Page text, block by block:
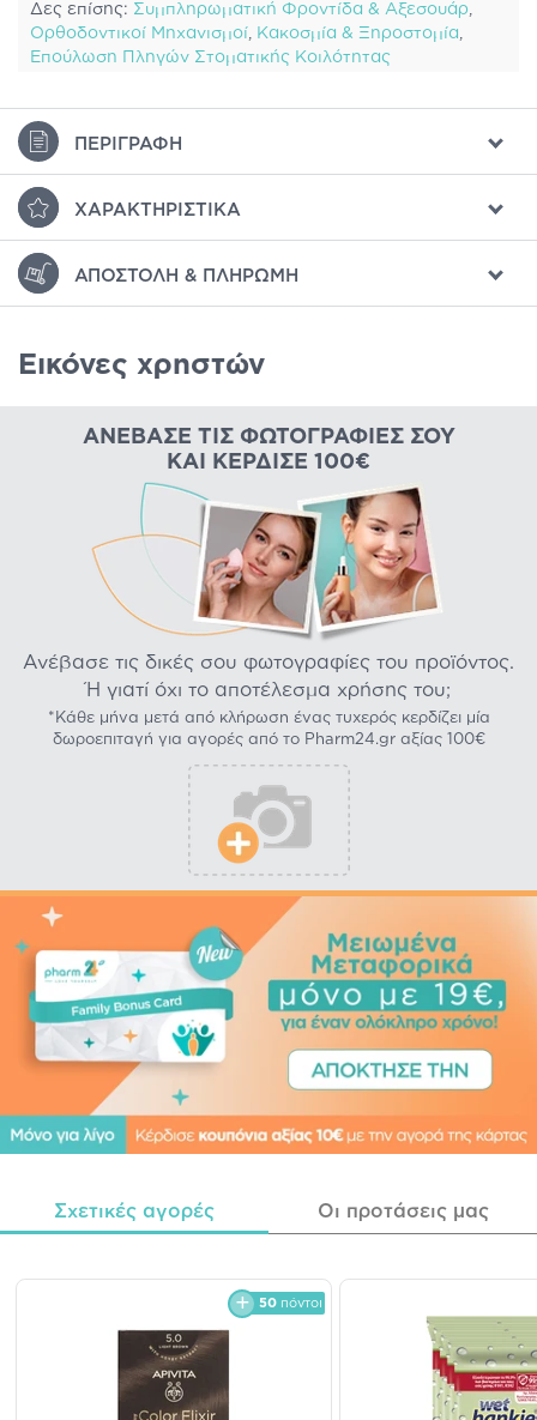
Δες επίσης: Συμπληρωματική Φροντίδα & Αξεσουάρ,
Ορθοδοντικοί Μηχανισμοί, Κακοσμία & Ξηροστομία,
Επούλωση Πληγών Στοματικής Κοιλότητας
ΠΕΡΙΓΡΑΦΉ
ΧΑΡΑΚΤΗΡΙΣΤΙΚΆ
ΑΠΟΣΤΟΛΉ & ΠΛΗΡΩΜΉ
Εικόνες χρηστών
ΑΝΈΒΑΣΕ ΤΙΣ ΦΩΤΟΓΡΑΦΊΕΣ ΣΟΥ
ΚΑΙ ΚΈΡΔΙΣΕ 100€
Ανέβασε τις δικές σου φωτογραφίες του προϊόντος.
Ή γιατί όχι το αποτέλεσμα χρήσης του;
*Κάθε μήνα μετά από κλήρωση ένας τυχερός κερδίζει μία
δωροεπιταγή για αγορές από το Pharm24.gr αξίας 100€
Σχετικές αγορές Οι προτάσεις μας
50 πόντοι